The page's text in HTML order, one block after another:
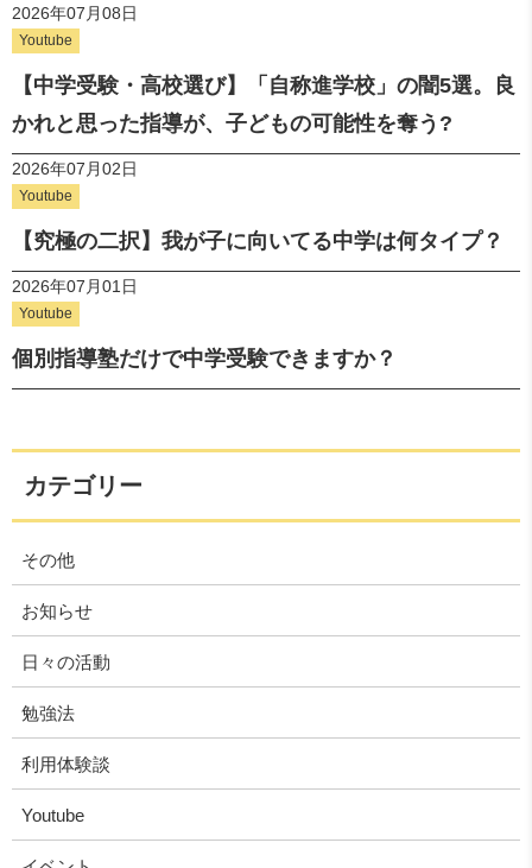
2026年07月08日
Youtube
【中学受験・高校選び】「自称進学校」の闇5選。良
かれと思った指導が、子どもの可能性を奪う?
2026年07月02日
Youtube
【究極の二択】我が子に向いてる中学は何タイプ？
2026年07月01日
Youtube
個別指導塾だけで中学受験できますか？
カテゴリー
その他
お知らせ
日々の活動
勉強法
利用体験談
Youtube